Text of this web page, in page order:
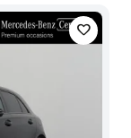
favorite